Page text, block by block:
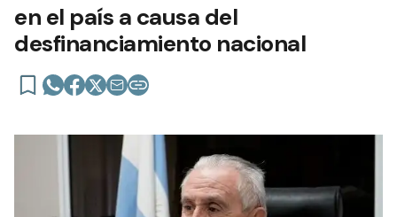
en el país a causa del
desfinanciamiento nacional